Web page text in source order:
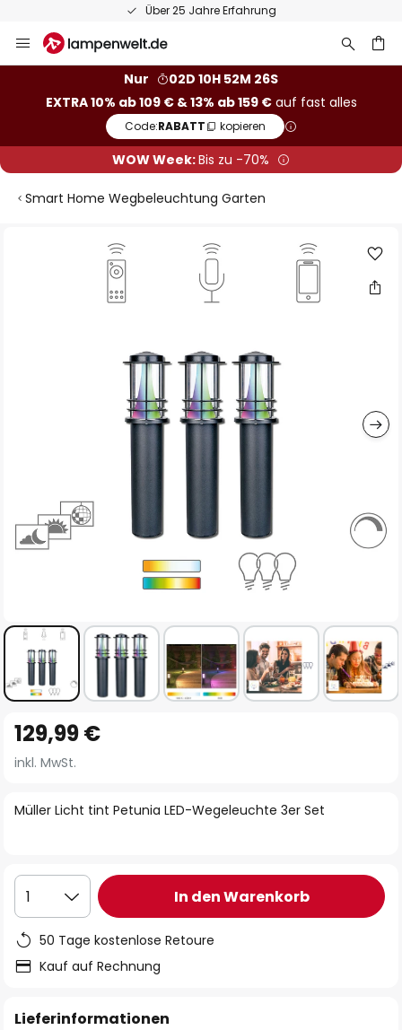
50 Tage kostenlose Retoure
Inhalt
Nur
02D 10H 52M 25S
EXTRA 10% ab 109 € & 13% ab 159 €auf fast alles
Code:RABATT kopieren
WOW Week:Bis zu -70%
Smart Home Wegbeleuchtung Garten
Anfang
der
springen
Müller Licht tint Petunia LED-Wegeleuchte 3er Set
129,99 €
inkl. MwSt.
1 In den Warenkorb
50 Tage kostenlose Retoure
Kauf auf Rechnung
Lieferinformationen